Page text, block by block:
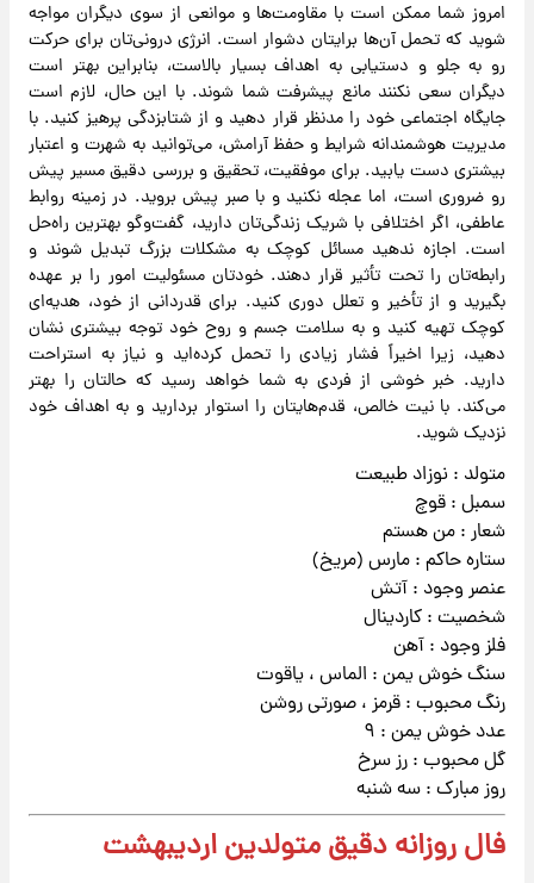
امروز شما ممکن است با مقاومت‌ها و موانعی از سوی دیگران مواجه
شوید که تحمل آن‌ها برایتان دشوار است. انرژی درونی‌تان برای حرکت
رو به جلو و دستیابی به اهداف بسیار بالاست، بنابراین بهتر است
دیگران سعی نکنند مانع پیشرفت شما شوند. با این حال، لازم است
جایگاه اجتماعی خود را مدنظر قرار دهید و از شتابزدگی پرهیز کنید. با
مدیریت هوشمندانه شرایط و حفظ آرامش، می‌توانید به شهرت و اعتبار
بیشتری دست یابید. برای موفقیت، تحقیق و بررسی دقیق مسیر پیش
رو ضروری است، اما عجله نکنید و با صبر پیش بروید. در زمینه روابط
عاطفی، اگر اختلافی با شریک زندگی‌تان دارید، گفت‌وگو بهترین راه‌حل
است. اجازه ندهید مسائل کوچک به مشکلات بزرگ تبدیل شوند و
رابطه‌تان را تحت تأثیر قرار دهند. خودتان مسئولیت امور را بر عهده
بگیرید و از تأخیر و تعلل دوری کنید. برای قدردانی از خود، هدیه‌ای
کوچک تهیه کنید و به سلامت جسم و روح خود توجه بیشتری نشان
دهید، زیرا اخیراً فشار زیادی را تحمل کرده‌اید و نیاز به استراحت
دارید. خبر خوشی از فردی به شما خواهد رسید که حالتان را بهتر
می‌کند. با نیت خالص، قدم‌هایتان را استوار بردارید و به اهداف خود
نزدیک شوید.
متولد : نوزاد طبیعت
سمبل : قوچ
شعار : من هستم
ستاره حاکم : مارس (مریخ)
عنصر وجود : آتش
شخصیت : کاردینال
فلز وجود : آهن
سنگ خوش یمن : الماس ، یاقوت
رنگ محبوب : قرمز ، صورتی روشن
عدد خوش یمن : ۹
گل محبوب : رز سرخ
روز مبارک : سه شنبه
فال روزانه دقیق متولدین اردیبهشت